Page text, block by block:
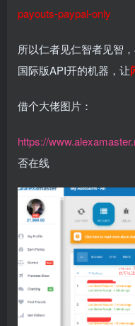
payouts-paypal-only
所以仁者见仁智者见智
国际版API开的机器，让
借个大佬图片：
https://
否在线